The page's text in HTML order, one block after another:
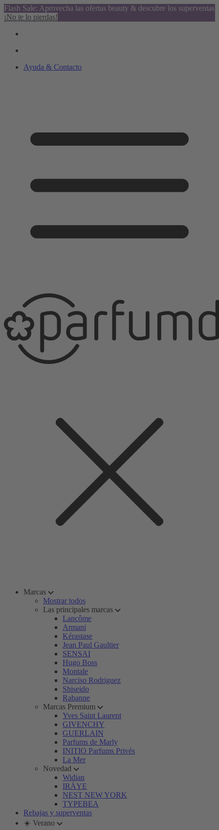
Flash Sale: Aprovecha las ofertas beauty & descubre los superventas
¡No te lo pierdas!
Ayuda & Contacto
Marcas
Mostrar todos
Las principales marcas
Lancôme
Armani
Kérastase
Jean Paul Gaultier
SENSAI
Hugo Boss
Montale
Narciso Rodriguez
Shiseido
Rabanne
Marcas Premium
Yves Saint Laurent
GIVENCHY
GUERLAIN
Parfums de Marly
INITIO Parfums Privés
La Mer
Novedad
Widian
IRÄYE
NEST NEW YORK
TYPEBEA
Rebajas y superventas
☀️ Verano